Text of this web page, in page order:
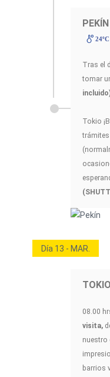
PEKÍN
Tras el
tomar
Tokio
Día 13 - MAR.
TOKIO
08.00
visita,
nuestro
barrios